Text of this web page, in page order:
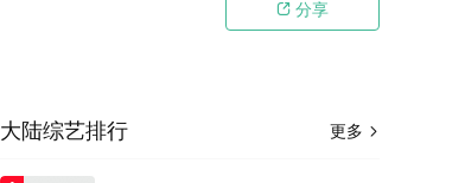
 分享
更多 
大陆综艺排行